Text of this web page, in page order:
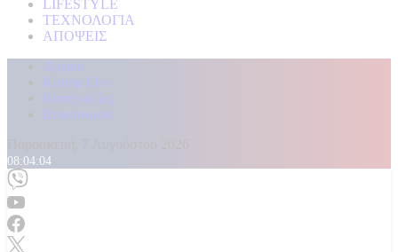
LIFESTYLE
ΤΕΧΝΟΛΟΓΙΑ
ΑΠΟΨΕΙΣ
Αρχική
Kontra Live
Καταγγελίες
Επικοινωνία
08:04:06